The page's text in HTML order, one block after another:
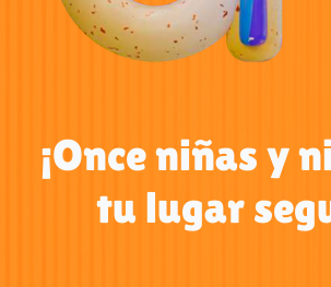
¡Once niñas y
tu lugar